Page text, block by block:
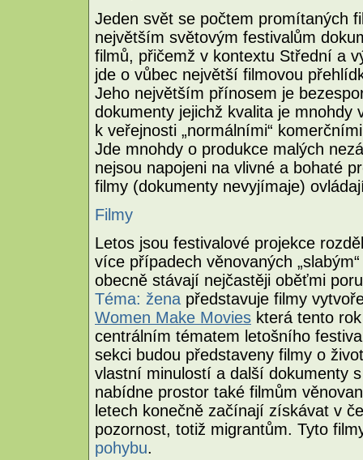
Jeden svět se počtem promítaných
největším světovým festivalům
filmů, přičemž v kontextu Střední a
jde o vůbec největší filmovou
Jeho největším přínosem je
dokumenty jejichž kvalita je mnohdy
k veřejnosti „normálními“
Jde mnohdy o produkce malých
nejsou napojeni na vlivné a bohaté
filmy (dokumenty nevyjímaje)
Filmy
Letos jsou festivalové projekce
více případech věnovaných
obecně stávají nejčastěji oběťmi
Téma: žena představuje filmy
Women Make Movies která tento
centrálním tématem letošního
sekci budou představeny filmy o
vlastní minulostí a další dokumenty
nabídne prostor také filmům
letech konečně začínají získávat v
pozornost, totiž migrantům. Tyto
pohybu.